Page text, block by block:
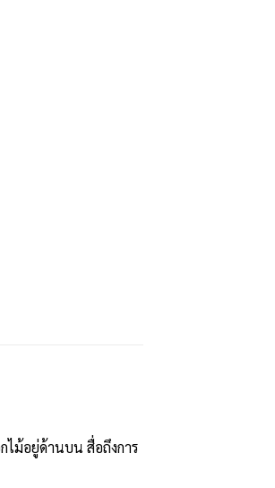
ไม้อยู่ด้านบน สื่อถึงการ